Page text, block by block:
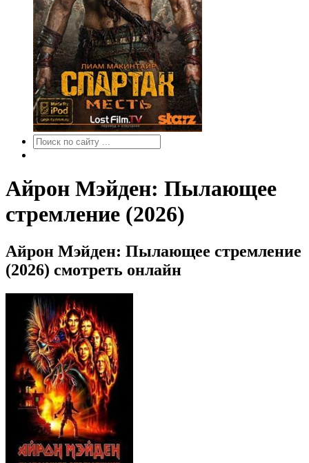
Айрон Мэйден: Пылающее
стремление (2026)
Айрон Мэйден: Пылающее стремление
(2026) смотреть онлайн